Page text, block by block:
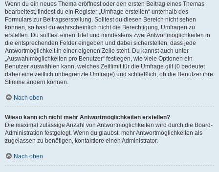
Wenn du ein neues Thema eröffnest oder den ersten Beitrag eines Themas
bearbeitest, findest du ein Register „Umfrage erstellen“ unterhalb des
Formulars zur Beitragserstellung. Solltest du diesen Bereich nicht sehen
können, so hast du wahrscheinlich nicht die Berechtigung, Umfragen zu
erstellen. Du solltest einen Titel und mindestens zwei Antwortmöglichkeiten in
die entsprechenden Felder eingeben und dabei sicherstellen, dass jede
Antwortmöglichkeit in einer eigenen Zeile steht. Du kannst auch unter
„Auswahlmöglichkeiten pro Benutzer“ festlegen, wie viele Optionen ein
Benutzer auswählen kann, welches Zeitlimit für die Umfrage gilt (0 bedeutet
dabei eine zeitlich unbegrenzte Umfrage) und schließlich, ob die Benutzer ihre
Stimme ändern können.
Nach oben
Wieso kann ich nicht mehr Antwortmöglichkeiten erstellen?
Die maximal zulässige Anzahl von Antwortmöglichkeiten wird durch die Board-
Administration festgelegt. Wenn du glaubst, mehr Antwortmöglichkeiten als
zugelassen zu benötigen, kontaktiere einen Administrator.
Nach oben